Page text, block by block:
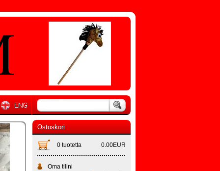
Ostoskori
0 tuotetta 0.00EUR
Oma tilini